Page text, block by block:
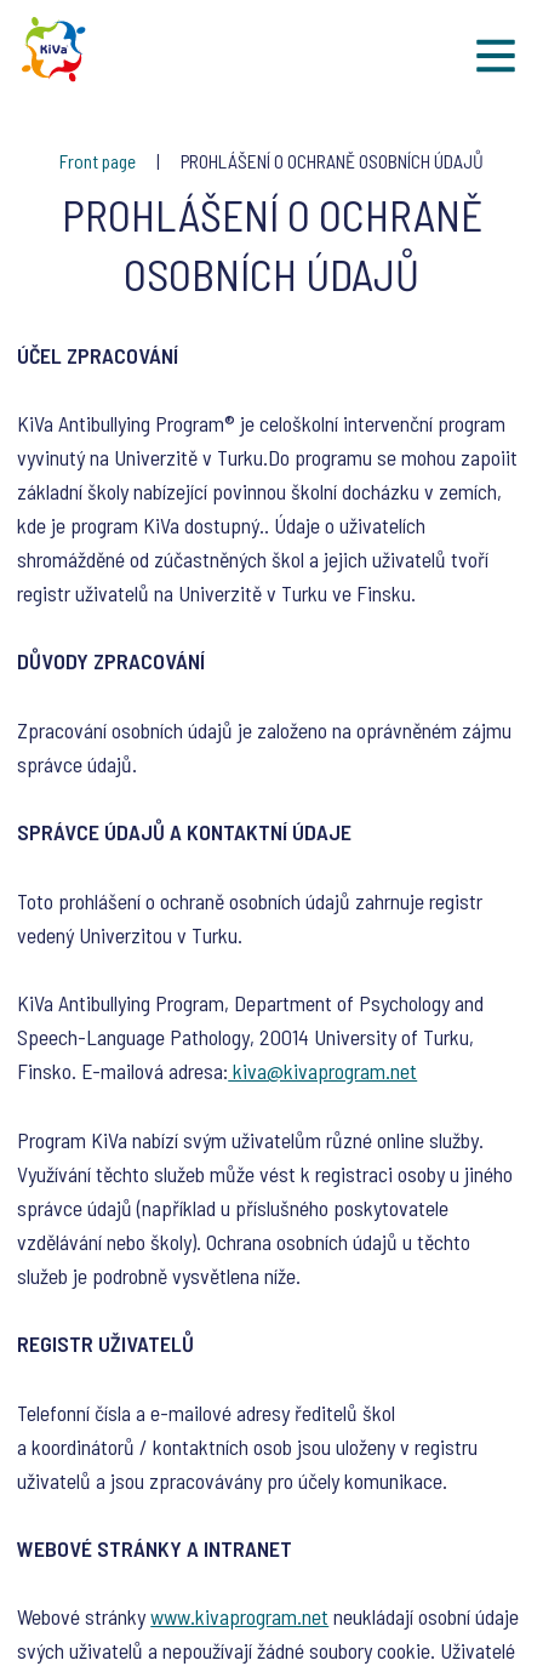
Front page PROHLÁŠENÍ O OCHRANĚ OSOBNÍCH ÚDAJŮ
PROHLÁŠENÍ O OCHRANĚ
OSOBNÍCH ÚDAJŮ
ÚČEL ZPRACOVÁNÍ
KiVa Antibullying Program® je celoškolní intervenční program
vyvinutý na Univerzitě v Turku.Do programu se mohou zapoiit
základní školy nabízející povinnou školní docházku v zemích,
kde je program KiVa dostupný.. Údaje o uživatelích
shromážděné od zúčastněných škol a jejich uživatelů tvoří
registr uživatelů na Univerzitě v Turku ve Finsku.
DŮVODY ZPRACOVÁNÍ
Zpracování osobních údajů je založeno na oprávněném zájmu
správce údajů.
SPRÁVCE ÚDAJŮ A KONTAKTNÍ ÚDAJE
Toto prohlášení o ochraně osobních údajů zahrnuje registr
vedený Univerzitou v Turku.
KiVa Antibullying Program, Department of Psychology and
Speech-Language Pathology, 20014 University of Turku,
Finsko. E-mailová adresa: kiva@kivaprogram.net
Program KiVa nabízí svým uživatelům různé online služby.
Využívání těchto služeb může vést k registraci osoby u jiného
správce údajů (například u příslušného poskytovatele
vzdělávání nebo školy). Ochrana osobních údajů u těchto
služeb je podrobně vysvětlena níže.
REGISTR UŽIVATELŮ
Telefonní čísla a e-mailové adresy ředitelů škol
a koordinátorů / kontaktních osob jsou uloženy v registru
uživatelů a jsou zpracovávány pro účely komunikace.
WEBOVÉ STRÁNKY A INTRANET
Webové stránkywww.kivaprogram.net neukládají osobní údaje
svých uživatelů a nepoužívají žádné soubory cookie. Uživatelé